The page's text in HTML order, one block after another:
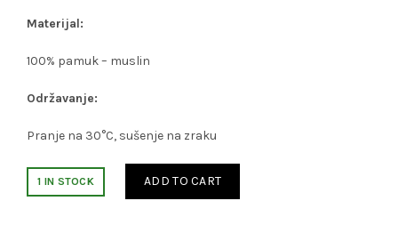
Materijal:
100% pamuk – muslin
Održavanje:
Pranje na 30°C, sušenje na zraku
1 IN STOCK ADD TO CART